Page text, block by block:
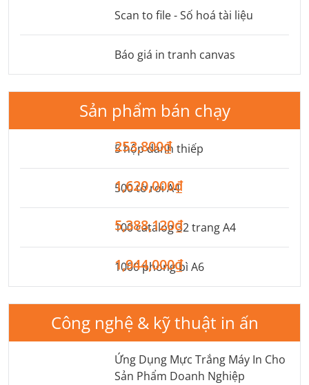
Scan to file - Số hoá tài liệu
Báo giá in tranh canvas
Sản phẩm bán chạy
5 hộp danh thiếp
253,800₫
500 tờ rơi A4
1,620,000₫
100 catalog 32 trang A4
5,388,120₫
1000 phong bì A6
1,944,000₫
Công nghệ & kỹ thuật in ấn
Ứng Dụng Mực Trắng Máy In Cho
Sản Phẩm Doanh Nghiệp